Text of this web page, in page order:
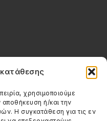
χρησιμοποιούμε
ή/και την
Η συγκατάθεση για τις εν